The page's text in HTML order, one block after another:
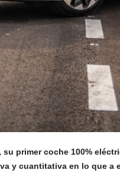
primer coche 100%
y cuantitativa en lo que a